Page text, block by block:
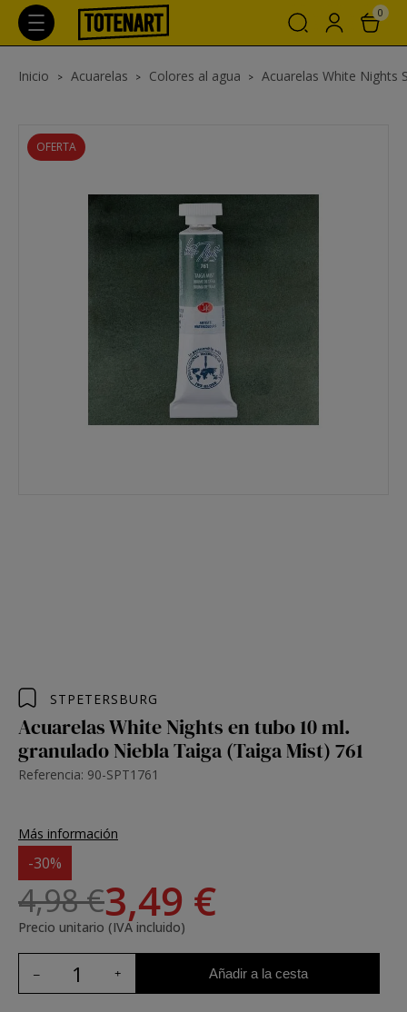
0
Inicio Acuarelas Colores al agua Acuarelas White Nights
OFERTA
STPETERSBURG
Acuarelas White Nights en tubo 10 ml.
granulado Niebla Taiga (Taiga Mist) 761
Referencia: 90-SPT1761
Más información
-30%
4,98 €3,49 €
Precio unitario (IVA incluido)
Añadir a la cesta